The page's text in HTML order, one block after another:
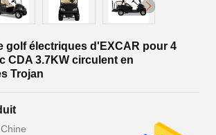
golf électriques d'EXCAR pour 4
CDA 3.7KW circulent en
Trojan